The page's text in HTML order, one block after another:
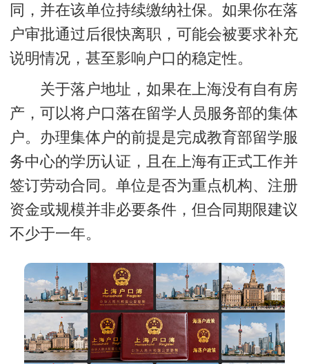
同，并在该单位持续缴纳社保。如果你在落
户审批通过后很快离职，可能会被要求补充
说明情况，甚至影响户口的稳定性。
关于落户地址，如果在上海没有自有房
产，可以将户口落在留学人员服务部的集体
户。办理集体户的前提是完成教育部留学服
务中心的学历认证，且在上海有正式工作并
签订劳动合同。单位是否为重点机构、注册
资金或规模并非必要条件，但合同期限建议
不少于一年。